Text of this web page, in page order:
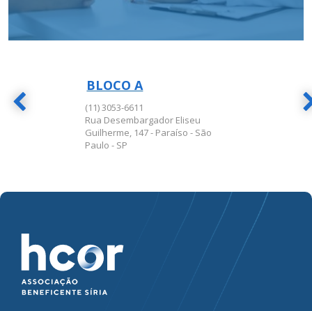
BLOCO A
(11) 3053-6611
Rua Desembargador Eliseu
Guilherme, 147 - Paraíso - São
Paulo - SP